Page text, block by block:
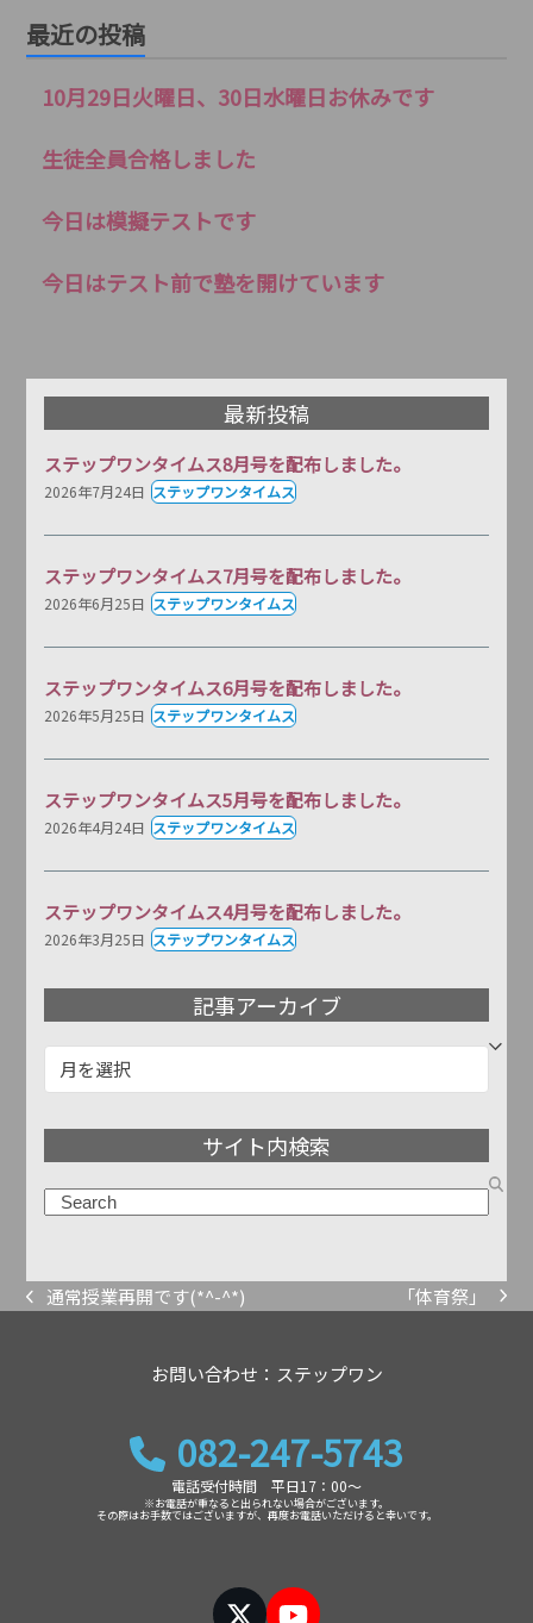
最近の投稿
10月29日火曜日、30日水曜日お休みです
生徒全員合格しました
今日は模擬テストです
今日はテスト前で塾を開けています
最新投稿
ステップワンタイムス8月号を配布しました。
2026年7月24日 ステップワンタイムス
ステップワンタイムス7月号を配布しました。
2026年6月25日 ステップワンタイムス
ステップワンタイムス6月号を配布しました。
2026年5月25日 ステップワンタイムス
ステップワンタイムス5月号を配布しました。
2026年4月24日 ステップワンタイムス
ステップワンタイムス4月号を配布しました。
2026年3月25日 ステップワンタイムス
記事アーカイブ
事
サイト内検索
previous
通常授業再開です(*^-^*)
next
「体育祭」
お問い合わせ：ステップワン
082-247-5743
電話受付時間 平日17：00～
※お電話が重なると出られない場合がございます。
その際はお手数ではございますが、再度お電話いただけると幸いです。